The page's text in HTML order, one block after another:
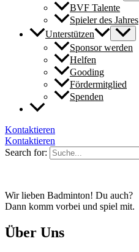
BVF Talente
Spieler des Jahres
Unterstützen
Sponsor werden
Helfen
Gooding
Fördermitglied
Spenden
Kontaktieren
Kontaktieren
Search for:
Wir lieben Badminton! Du auch?
Dann komm vorbei und spiel mit.
Über Uns